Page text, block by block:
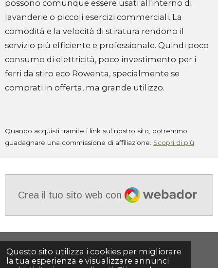
Questo sito utilizza i cookies per migliorare
la tua esperienza e visualizzare annunci
possono comunque essere usati all'interno di
lavanderie o piccoli esercizi commerciali. La
comodità e la velocità di stiratura rendono il
servizio più efficiente e professionale. Quindi poco
consumo di elettricità, poco investimento per i
ferri da stiro eco Rowenta, specialmente se
comprati in offerta, ma grande utilizzo.
Quando acquisti tramite i link sul nostro sito, potremmo
guadagnare una commissione di affiliazione. Scopri di più
Crea il tuo sito web con
Webador
Condividi Condividi Condividi Condividi